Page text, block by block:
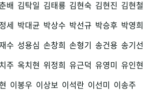
배 김탁일 김태룡 김현숙 김현진 김현철
세 박대균 박상수 박선규 박승후 박영희
수 성용심 손창희 손형기 송건용 송기선
주 옥치현 위정희 유근덕 유영미 유인현
이봉우 이상보 이석란 이선미 이송주